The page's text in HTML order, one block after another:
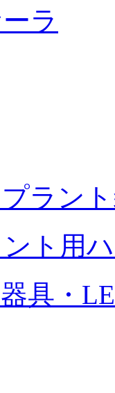
ラ
ラン
ト用
具・